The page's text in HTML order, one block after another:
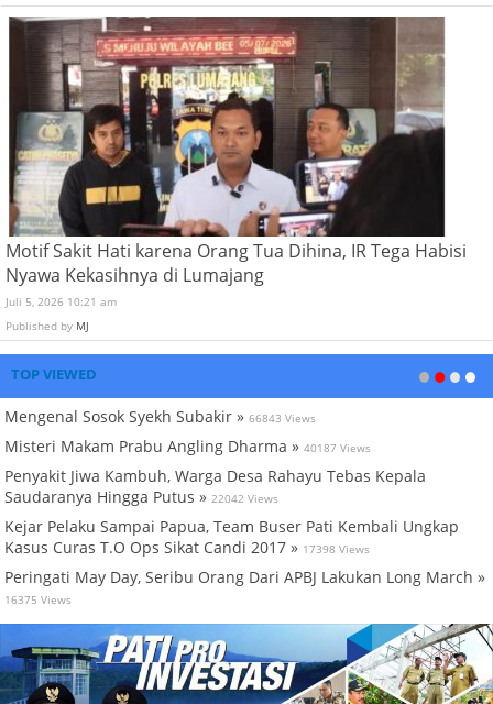
Motif Sakit Hati karena Orang Tua Dihina, IR Tega Habisi
Nyawa Kekasihnya di Lumajang
Juli 5, 2026 10:21 am
Published by MJ
TOP VIEWED
Mengenal Sosok Syekh Subakir » 66843 Views
Misteri Makam Prabu Angling Dharma » 40187 Views
Penyakit Jiwa Kambuh, Warga Desa Rahayu Tebas Kepala
Saudaranya Hingga Putus » 22042 Views
Kejar Pelaku Sampai Papua, Team Buser Pati Kembali Ungkap
Kasus Curas T.O Ops Sikat Candi 2017 » 17398 Views
Peringati May Day, Seribu Orang Dari APBJ Lakukan Long March »
16375 Views